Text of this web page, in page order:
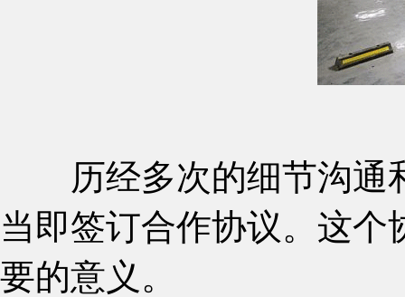
历经多次的细节沟
当即签订合作协议。这
要的意义。